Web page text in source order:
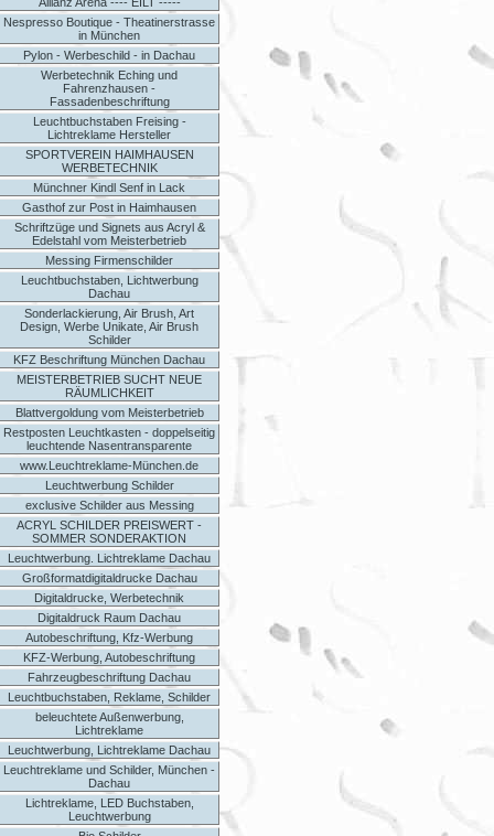
Nespresso Boutique - Theatinerstrasse
in München
Pylon - Werbeschild - in Dachau
Werbetechnik Eching und
Fahrenzhausen -
Fassadenbeschriftung
Leuchtbuchstaben Freising -
Lichtreklame Hersteller
SPORTVEREIN HAIMHAUSEN
WERBETECHNIK
Münchner Kindl Senf in Lack
Gasthof zur Post in Haimhausen
Schriftzüge und Signets aus Acryl &
Edelstahl vom Meisterbetrieb
Messing Firmenschilder
Leuchtbuchstaben, Lichtwerbung
Dachau
Sonderlackierung, Air Brush, Art
Design, Werbe Unikate, Air Brush
Schilder
KFZ Beschriftung München Dachau
MEISTERBETRIEB SUCHT NEUE
RÄUMLICHKEIT
Blattvergoldung vom Meisterbetrieb
Restposten Leuchtkasten - doppelseitig
leuchtende Nasentransparente
www.Leuchtreklame-München.de
Leuchtwerbung Schilder
exclusive Schilder aus Messing
ACRYL SCHILDER PREISWERT -
SOMMER SONDERAKTION
Leuchtwerbung. Lichtreklame Dachau
Großformatdigitaldrucke Dachau
Digitaldrucke, Werbetechnik
Digitaldruck Raum Dachau
Autobeschriftung, Kfz-Werbung
KFZ-Werbung, Autobeschriftung
Fahrzeugbeschriftung Dachau
Leuchtbuchstaben, Reklame, Schilder
beleuchtete Außenwerbung,
Lichtreklame
Leuchtwerbung, Lichtreklame Dachau
Leuchtreklame und Schilder, München -
Dachau
Lichtreklame, LED Buchstaben,
Leuchtwerbung